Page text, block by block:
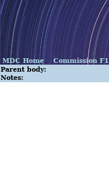
MDC Home Commission F1
Parent body:
Notes: